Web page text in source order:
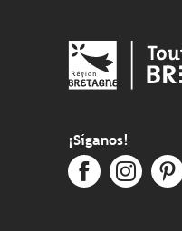
¡Síganos!